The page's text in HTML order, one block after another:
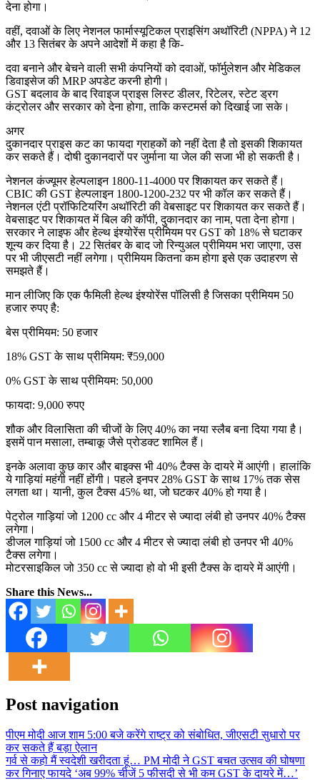
देना होगा।
वहीं, दवाओं के लिए नेशनल फार्मास्यूटिकल प्राइसिंग अथॉरिटी (NPPA) ने 12
और 13 सितंबर के अपने आदेशों में कहा है कि-
दवा बनाने और बेचने वाली सभी कंपनियों को दवाओं, फॉर्मुलेशन और मेडिकल
डिवाइसेज की MRP अपडेट करनी होगी।
GST बदलाव के बाद रिवाइज प्राइस लिस्ट डीलर, रिटेलर, स्टेट ड्रग
कंट्रोलर और सरकार को देना होगा, ताकि कस्टमर्स को दिखाई जा सके।
अगर
दुकानदार प्राइस कट का फायदा ग्राहकों को नहीं देता है तो इसकी शिकायत
कर सकते हैं। दोषी दुकानदारों पर जुर्माना या जेल की सजा भी हो सकती है।
नेशनल कंज्यूमर हेल्पलाइन 1800-11-4000 पर शिकायत कर सकते हैं।
CBIC की GST हेल्पलाइन 1800-1200-232 पर भी कॉल कर सकते हैं।
नेशनल एंटी प्रॉफिटियरिंग अथॉरिटी की वेबसाइट पर शिकायत कर सकते हैं।
वेबसाइट पर शिकायत में बिल की कॉपी, दुकानदार का नाम, पता देना होगा।
सरकार ने लाइफ और हेल्थ इंश्योरेंस प्रीमियम पर GST को 18% से घटाकर
शून्य कर दिया है। 22 सितंबर के बाद जो रिन्युअल प्रीमियम भरा जाएगा, उस
पर भी जीएसटी नहीं लगेगा। प्रीमियम कितना कम होगा इसे एक उदाहरण से
समझते हैं।
मान लीजिए कि एक फैमिली हेल्थ इंश्योरेंस पॉलिसी है जिसका प्रीमियम 50
हजार रुपए है:
बेस प्रीमियम: 50 हजार
18% GST के साथ प्रीमियम: ₹59,000
0% GST के साथ प्रीमियम: 50,000
फायदा: 9,000 रुपए
शौक और विलासिता की चीजों के लिए 40% का नया स्लैब बना दिया गया है।
इसमें पान मसाला, तम्बाकू जैसे प्रोडक्ट शामिल हैं।
इनके अलावा कुछ कार और बाइक्स भी 40% टैक्स के दायरे में आएंगी। हालांकि
ये गाड़ियां महंगी नहीं होंगी। पहले इनपर 28% GST के साथ 17% तक सेस
लगता था। यानी, कुल टैक्स 45% था, जो घटकर 40% हो गया है।
पेट्रोल गाड़ियां जो 1200 cc और 4 मीटर से ज्यादा लंबी हो उनपर 40% टैक्स
लगेगा।
डीजल गाड़ियां जो 1500 cc और 4 मीटर से ज्यादा लंबी हो उनपर भी 40%
टैक्स लगेगा।
मोटरसाइकिल जो 350 cc से ज्यादा हो वो भी इसी टैक्स के दायरे में आएंगी।
Share this News...
Post navigation
पीएम मोदी आज शाम 5:00 बजे करेंगे राष्ट्र को संबोधित, जीएसटी सुधारो पर
कर सकते हैं बड़ा ऐलान
गर्व से कहो मैं स्वदेशी खरीदता हूं… PM मोदी ने GST बचत उत्सव की घोषणा
कर गिनाए फायदे ‘अब 99% चीजें 5 फीसदी से भी कम GST के दायरे में…’